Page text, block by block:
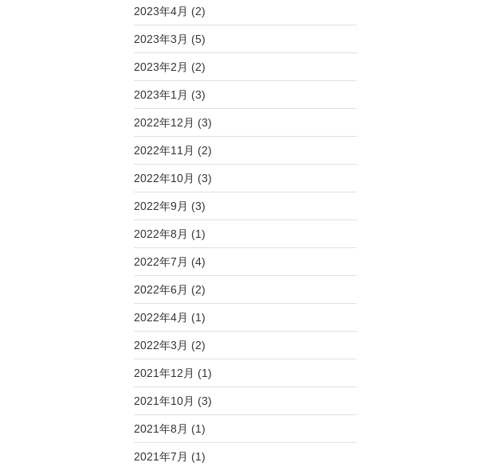
2023年4月 (2)
2023年3月 (5)
2023年2月 (2)
2023年1月 (3)
2022年12月 (3)
2022年11月 (2)
2022年10月 (3)
2022年9月 (3)
2022年8月 (1)
2022年7月 (4)
2022年6月 (2)
2022年4月 (1)
2022年3月 (2)
2021年12月 (1)
2021年10月 (3)
2021年8月 (1)
2021年7月 (1)